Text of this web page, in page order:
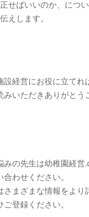
せばいいのか、につ
えします。
経営にお役に立てれ
みいただきありがとう
みの先生は幼稚園経営
わせください。
さまざまな情報をより
登録ください。